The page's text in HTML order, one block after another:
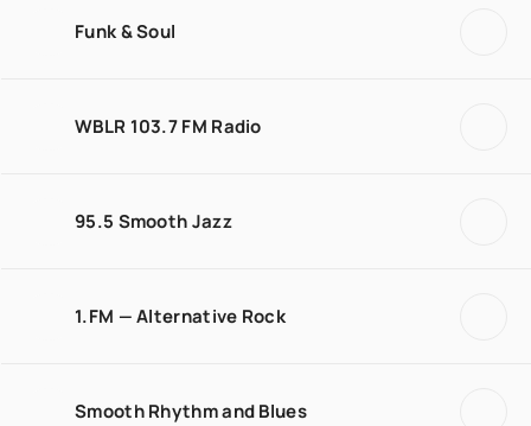
Funk & Soul
WBLR 103.7 FM Radio
95.5 Smooth Jazz
1.FM — Alternative Rock
Smooth Rhythm and Blues